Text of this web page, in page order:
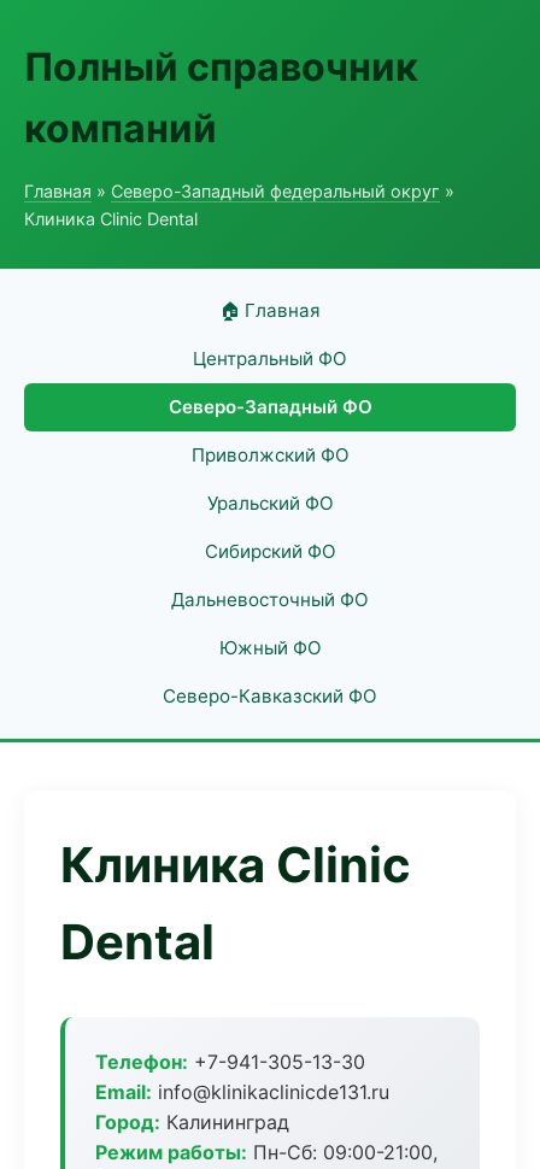
Полный справочник
компаний
Главная » Северо-Западный федеральный округ »
Клиника Clinic Dental
🏠 Главная
Центральный ФО
Северо-Западный ФО
Приволжский ФО
Уральский ФО
Сибирский ФО
Дальневосточный ФО
Южный ФО
Северо-Кавказский ФО
Клиника Clinic
Dental
Телефон: +7-941-305-13-30
Email: info@klinikaclinicde131.ru
Город: Калининград
Режим работы: Пн-Сб: 09:00-21:00,